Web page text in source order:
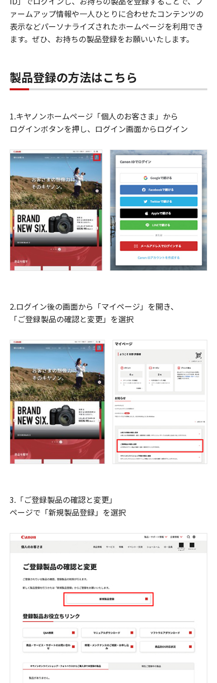
ァームアップ情報や一人ひとりに合わせたコンテンツの
表示などパーソナライズされたホームページを利用でき
ます。ぜひ、お持ちの製品登録をお願いいたします。
製品登録の方法はこちら
1.キヤノンホームページ「個人のお客さま」から
ログインボタンを押し、ログイン画面からログイン
2.ログイン後の画面から「マイページ」を開き、
「ご登録製品の確認と変更」を選択
3.「ご登録製品の確認と変更」
ページで「新規製品登録」を選択